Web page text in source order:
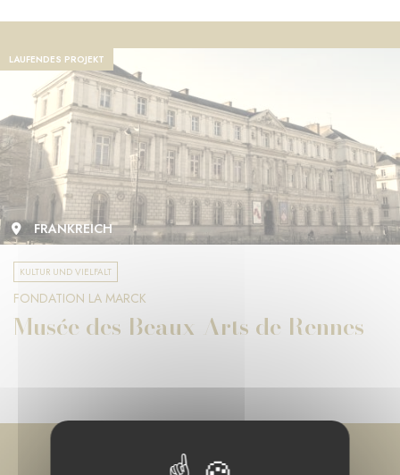
LAUFENDES PROJEKT
FRANKREICH
KULTUR UND VIELFALT
FONDATION LA MARCK
Musée des Beaux-Arts de Rennes